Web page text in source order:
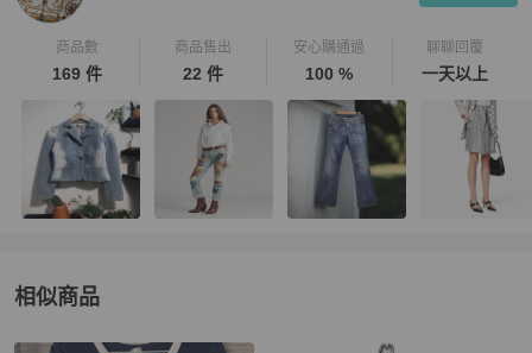
商品數
169 件
商品售出
22 件
安心購通過
100 %
聊聊回覆
一天以上
相似商品
更多相似Roots男裝推薦精品